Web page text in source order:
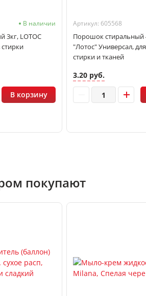
В наличии
3кг, LOTOC
В корзину
Артикул: 605568
Порошок стиральный
"Лотос" Универсал,
стирки и тканей
3.20 руб.
покупают